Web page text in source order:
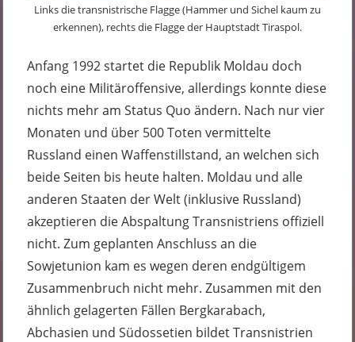
Links die transnistrische Flagge (Hammer und Sichel kaum zu
erkennen), rechts die Flagge der Hauptstadt Tiraspol.
Anfang 1992 startet die Republik Moldau doch
noch eine Militäroffensive, allerdings konnte diese
nichts mehr am Status Quo ändern. Nach nur vier
Monaten und über 500 Toten vermittelte
Russland einen Waffenstillstand, an welchen sich
beide Seiten bis heute halten. Moldau und alle
anderen Staaten der Welt (inklusive Russland)
akzeptieren die Abspaltung Transnistriens offiziell
nicht. Zum geplanten Anschluss an die
Sowjetunion kam es wegen deren endgültigem
Zusammenbruch nicht mehr. Zusammen mit den
ähnlich gelagerten Fällen Bergkarabach,
Abchasien und Südossetien bildet Transnistrien